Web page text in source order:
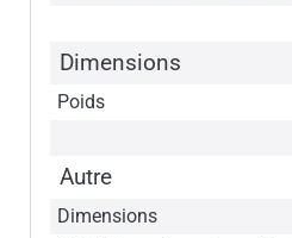
Dimensions
Poids
Autre
Dimensions